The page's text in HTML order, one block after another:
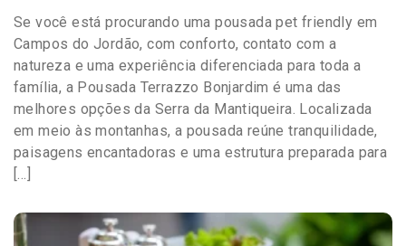
Se você está procurando uma pousada pet friendly em
Campos do Jordão, com conforto, contato com a
natureza e uma experiência diferenciada para toda a
família, a Pousada Terrazzo Bonjardim é uma das
melhores opções da Serra da Mantiqueira. Localizada
em meio às montanhas, a pousada reúne tranquilidade,
paisagens encantadoras e uma estrutura preparada para
[…]